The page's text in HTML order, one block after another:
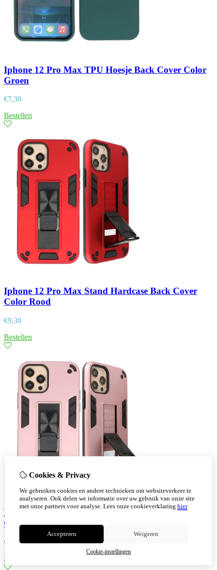
Iphone 12 Pro Max TPU Hoesje Back Cover Color
Groen
€7,30
Bestellen
Iphone 12 Pro Max Stand Hardcase Back Cover
Color Rood
€9,30
Bestellen
Iphone 12 Pro Max Stand Hardcase Back Cover
Color Roze
€
9,30
Bestellen
Cookies & Privacy
We gebruiken cookies en andere technieken om websiteverkeer te
analyseren. Ook delen we informatie over uw gebruik van onze site
met onze partners voor analyse. Lees onze cookieverklaring hier
Accepteren Weigeren
Cookie-instellingen